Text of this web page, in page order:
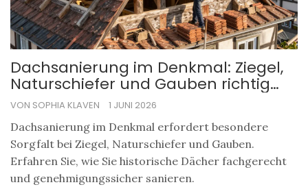
Dachsanierung im Denkmal: Ziegel,
Naturschiefer und Gauben richtig
planen
VON SOPHIA KLAVEN 1 JUNI 2026
Dachsanierung im Denkmal erfordert besondere
Sorgfalt bei Ziegel, Naturschiefer und Gauben.
Erfahren Sie, wie Sie historische Dächer fachgerecht
und genehmigungssicher sanieren.